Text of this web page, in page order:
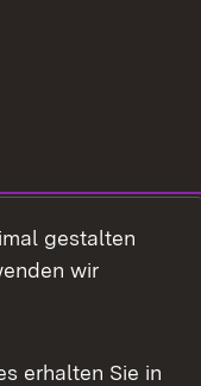
gestalten
wir
erhalten Sie in